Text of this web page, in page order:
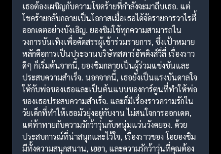
เธอต้องเผชิญกับความโชคร้ายที่กำลังจะมาถีบเธอ. แต่
โชคร้ายกลับกลายเป็นโอกาสเมื่อเธอได้จัดรายการวาไรตี้
ออกเดตอย่างบังเอิญ. ยองชิมใช้ทุกความสามารถใน
วงการบันเทิงเพื่อคัดสรรผู้เข้าร่วมรายการ, ซึ่งเป้าหมาย
หลักคือการเป็นประธานบริษัทสตาร์อัพคิงส์วี่ลี่ เรื่องราว
ดีๆ ก็เริ่มต้นจากนี้, ยองชิมกลายเป็นผู้ร่วมแข่งขันและ
ประสบความสำเร็จ. นอกจากนี้, เธอยังเป็นแรงบันดาลใจ
ให้กับพ่อของเธอและเป็นต้นแบบของการ์ตูนที่ทำให้พ่อ
ของเธอประสบความสำเร็จ. และก็มีเรื่องราวความรักใน
วัยเด็กที่ทำให้เธอมัวยุ่งอยู่กับงาน ไม่สนใจการออกเดต,
แต่ท้าทายกับความรักว้าวุ่นกับหนุ่มแว่นวังคยอง. ด้วย
ประสบการณ์ที่น่าสนุกและไว้ใจ, เรื่องราวของ โอยองชิม
มีทั้งความสนุกสนาน, เฮฮา, และความรักว้าวุ่นที่คุณต้อง